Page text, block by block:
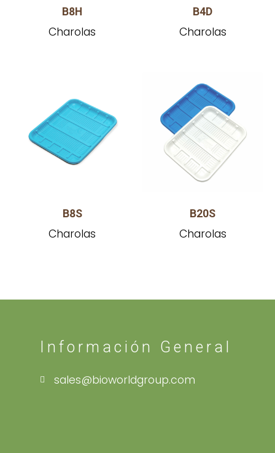
B8H
Charolas
B4D
Charolas
B8S
Charolas
B20S
Charolas
Información General
sales@bioworldgroup.com